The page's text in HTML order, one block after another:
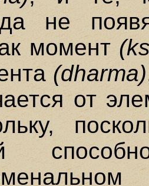
не
момент
(dharma)
от